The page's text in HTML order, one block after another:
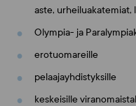
aste,
Olympia- ja
erotuomareille
pelaajayhdistyksille
keskeisille